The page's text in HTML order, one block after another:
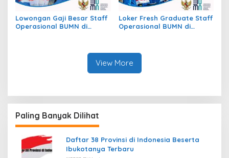
Lowongan Gaji Besar Staff
Operasional BUMN di
Loker Fresh Graduate Staff
Operasional BUMN di
View More
Paling Banyak Dilihat
Daftar 38 Provinsi di Indonesia Beserta
Ibukotanya Terbaru